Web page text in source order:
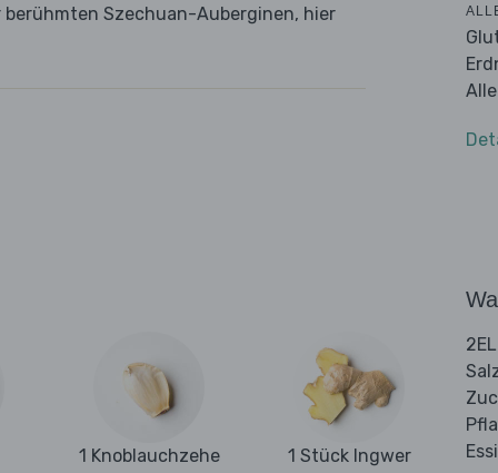
Szechuan-Auberginen, hier
1 Knoblauchzehe 1 Stück Ingwer